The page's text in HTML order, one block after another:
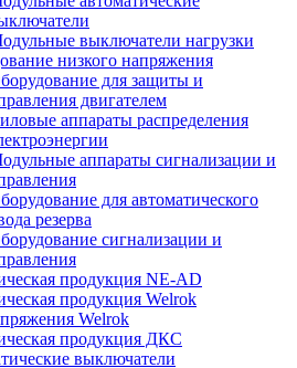
выключатели нагрузки
низкого напряжения
для защиты и
двигателем
аппараты распределения
аппараты сигнализации и
для автоматического
резерва
сигнализации и
продукция NE-AD
продукция Welrok
Welrok
продукция ДКС
выключатели